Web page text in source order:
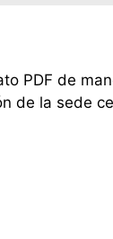
PDF de
de la sede